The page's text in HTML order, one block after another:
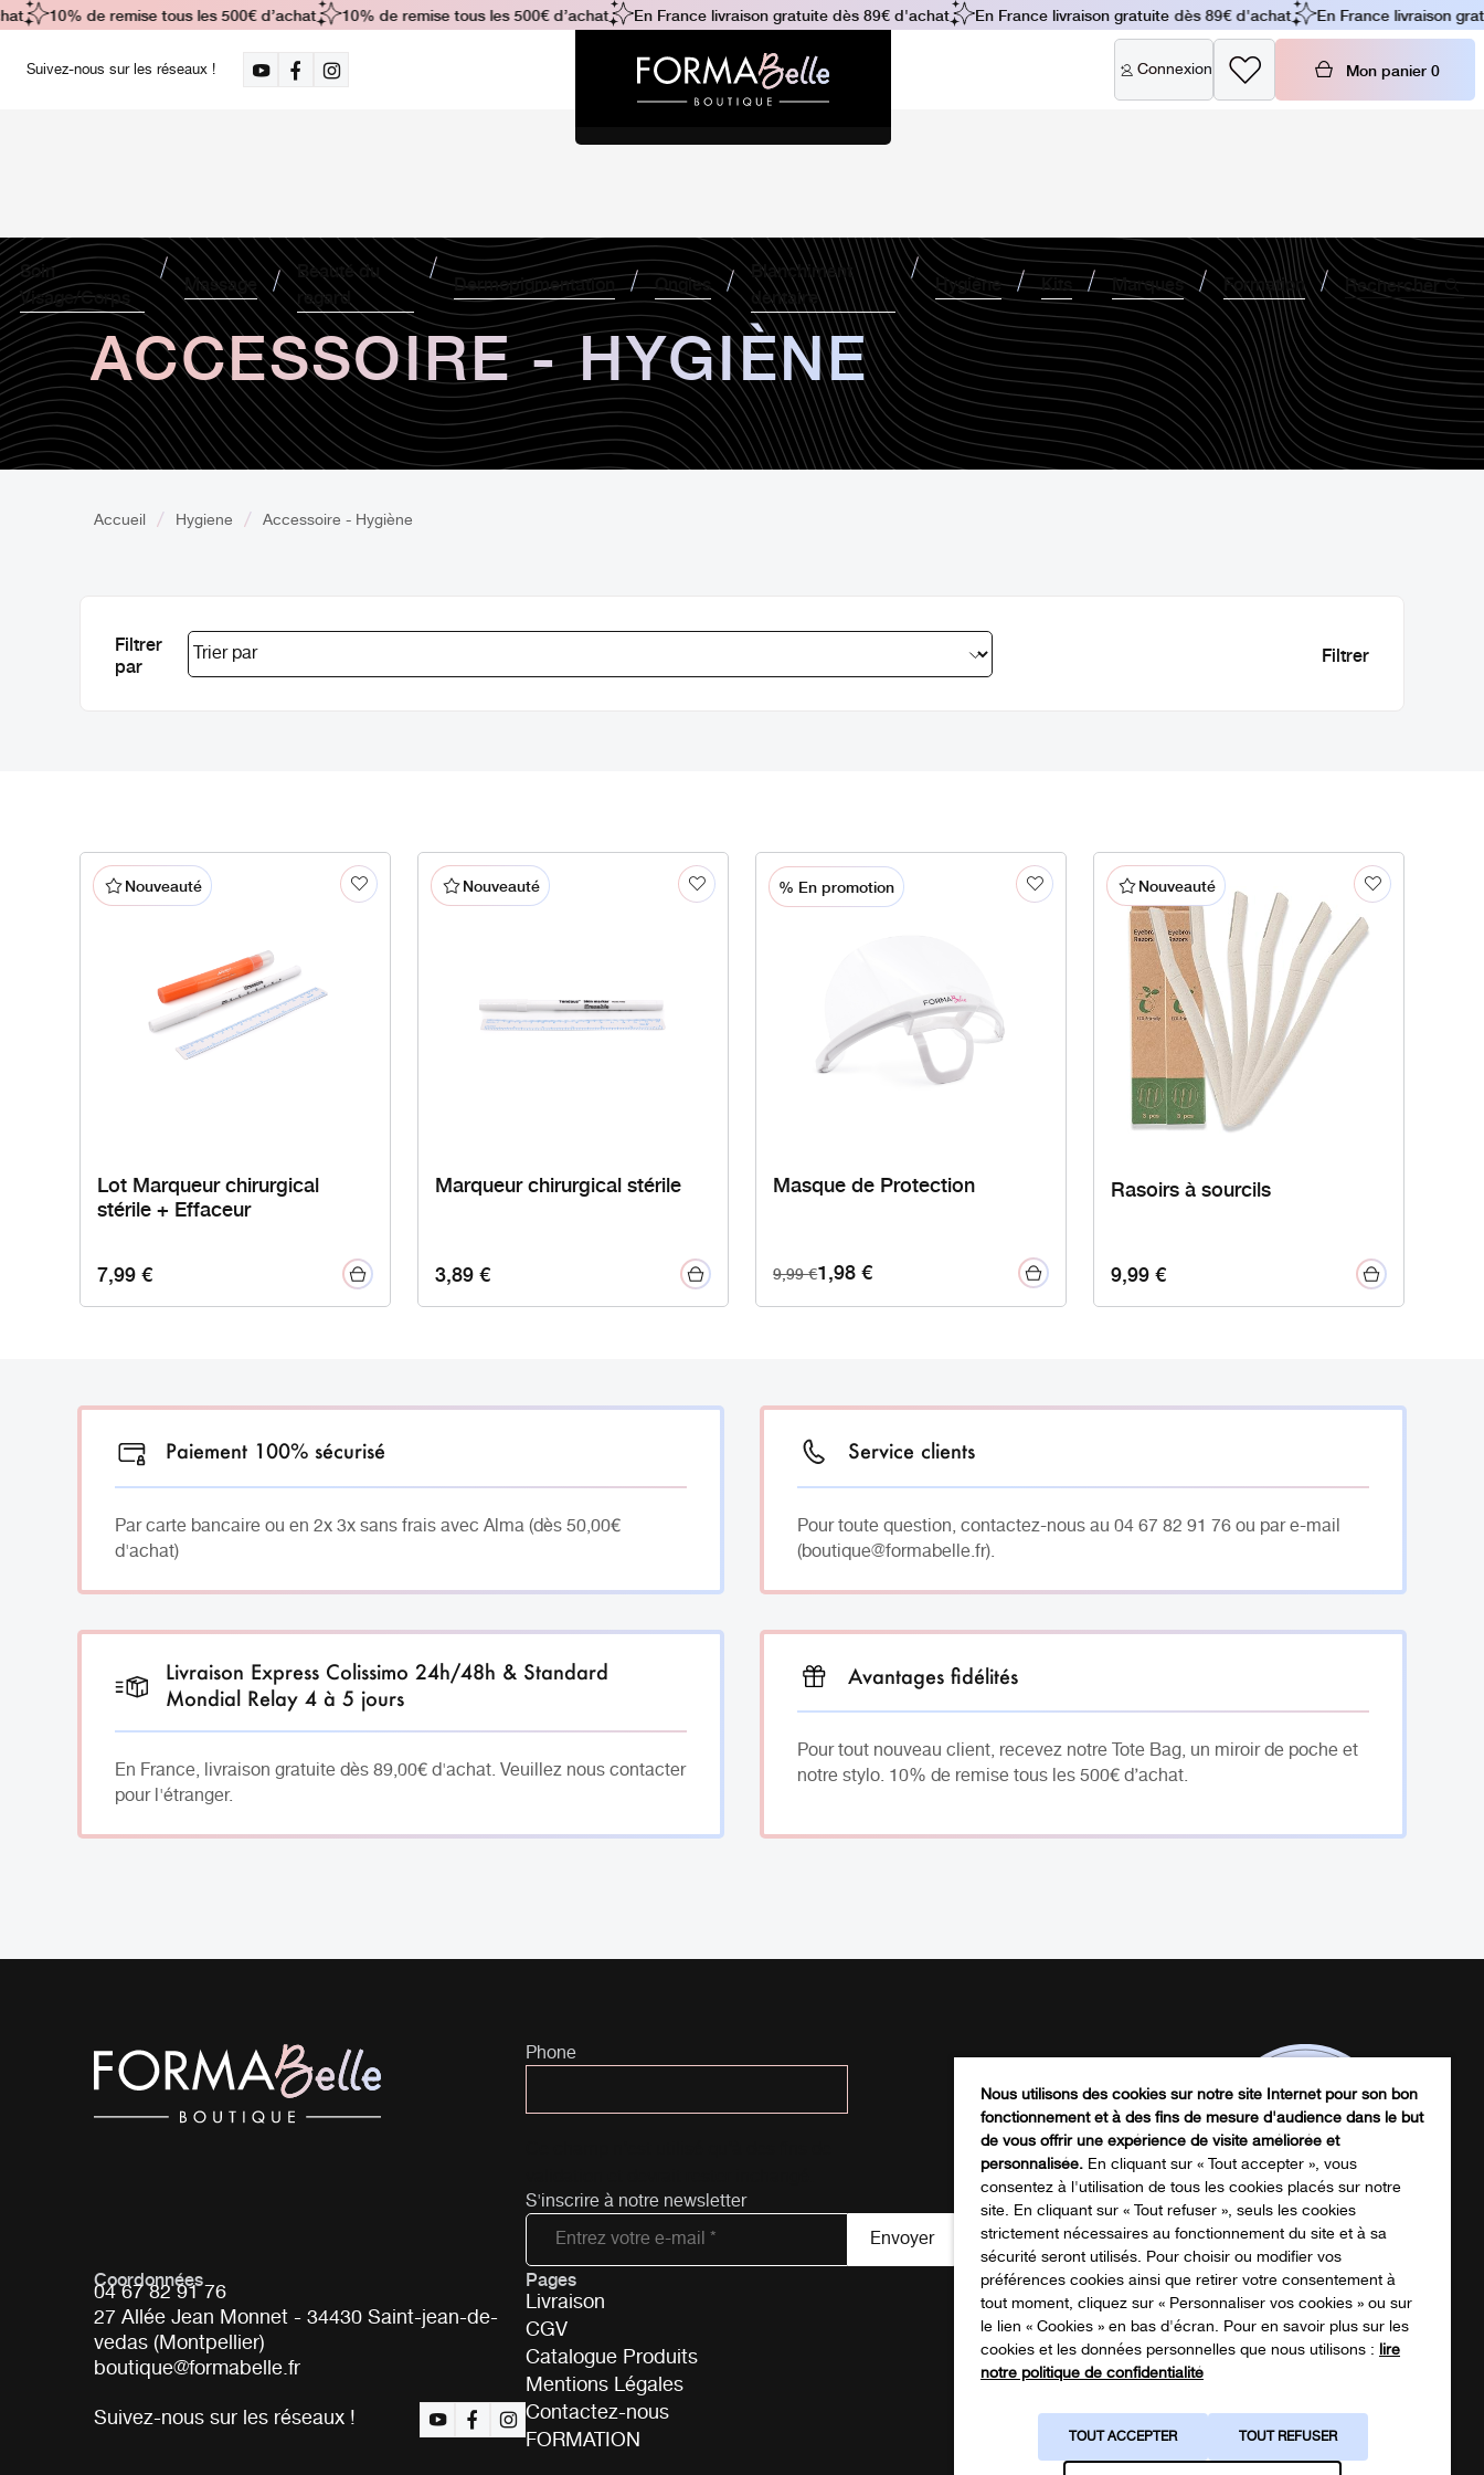
Suivez-nous sur les réseaux ! Connexion Mon panier 0
Soin
Visage/Corps
Massage
Beauté du
regard
Dermopigmentation Ongles
Blanchiment
dentaire
Hygiène Kits Marques Formation Rechercher
10% de remise tous les 500€ d’achat 10% de remise tous les 500€ d’achat En France livraison gratuite dès 89€ d'achat En France livraison gratuite dès 89€ d'achat En France livraison
ACCESSOIRE - HYGIÈNE
Accueil Hygiene Accessoire - Hygiène
Filtrer
par
Nouveauté
Lot Marqueur chirurgical
stérile + Effaceur
7,99€
Nouveauté
Marqueur chirurgical stérile
3,89€
% En promotion
Masque de Protection
9,99€1,98€
Nouveauté
Rasoirs à sourcils
9,99€
Paiement 100% sécurisé
Par carte bancaire ou en 2x 3x sans frais avec Alma (dès 50,00€
d'achat)
Service clients
Pour toute question, contactez-nous au 04 67 82 91 76 ou par e-mail
(boutique@formabelle.fr).
Livraison Express Colissimo 24h/48h & Standard
Mondial Relay 4 à 5 jours
En France, livraison gratuite dès 89,00€ d'achat. Veuillez nous contacter
pour l'étranger.
Avantages fidélités
Pour tout nouveau client, recevez notre Tote Bag, un miroir de poche et
notre stylo. 10% de remise tous les 500€ d’achat.
Phone
S'inscrire à notre newsletter
Coordonnées
04 67 82 91 76
27 Allée Jean Monnet - 34430 Saint-jean-de-
vedas (Montpellier)
boutique@formabelle.fr
Suivez-nous sur les réseaux !
Pages
Livraison
CGV
Catalogue Produits
Mentions Légales
Contactez-nous
FORMATION
Télécharger notre catalogue produits
NOTRE CATALOGUE
Nous utilisons des cookies sur notre site Internet pour son bon
fonctionnement et à des fins de mesure d'audience dans le but
de vous offrir une expérience de visite améliorée et
personnalisée. En cliquant sur « Tout accepter », vous
consentez à l'utilisation de tous les cookies placés sur notre
site. En cliquant sur « Tout refuser », seuls les cookies
strictement nécessaires au fonctionnement du site et à sa
sécurité seront utilisés. Pour choisir ou modifier vos
préférences cookies ainsi que retirer votre consentement à
tout moment, cliquez sur « Personnaliser vos cookies » ou sur
le lien « Cookies » en bas d'écran. Pour en savoir plus sur les
cookies et les données personnelles que nous utilisons : lire
notre politique de confidentialité
TOUT ACCEPTER TOUT REFUSER